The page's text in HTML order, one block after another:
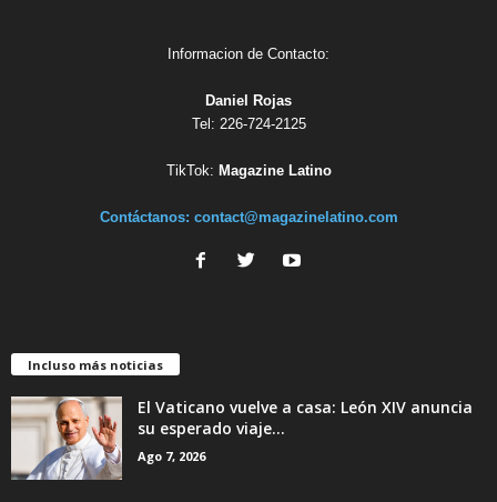
Informacion de Contacto:
Daniel Rojas
Tel: 226-724-2125
TikTok: Magazine Latino
Contáctanos: contact@magazinelatino.com
Incluso más noticias
El Vaticano vuelve a casa: León XIV anuncia
su esperado viaje...
Ago 7, 2026